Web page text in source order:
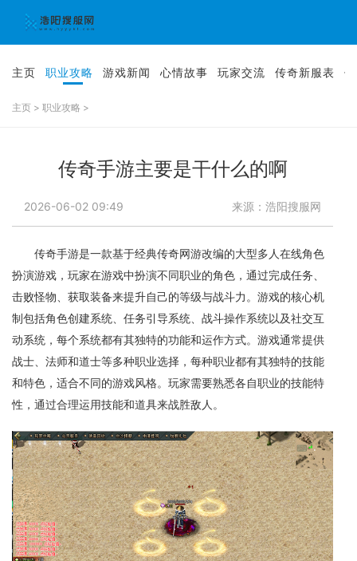
主页 职业攻略 游戏新闻 心情故事 玩家交流 传奇新服表
主页 > 职业攻略 >
传奇手游主要是干什么的啊
2026-06-02 09:49 来源：浩阳搜服网
传奇手游是一款基于经典传奇网游改编的大型多人在线角色
扮演游戏，玩家在游戏中扮演不同职业的角色，通过完成任务、
击败怪物、获取装备来提升自己的等级与战斗力。游戏的核心机
制包括角色创建系统、任务引导系统、战斗操作系统以及社交互
动系统，每个系统都有其独特的功能和运作方式。游戏通常提供
战士、法师和道士等多种职业选择，每种职业都有其独特的技能
和特色，适合不同的游戏风格。玩家需要熟悉各自职业的技能特
性，通过合理运用技能和道具来战胜敌人。